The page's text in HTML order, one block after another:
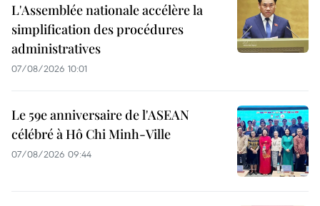
L'Assemblée nationale accélère la
simplification des procédures
administratives
07/08/2026 10:01
Le 59e anniversaire de l'ASEAN
célébré à Hô Chi Minh-Ville
07/08/2026 09:44